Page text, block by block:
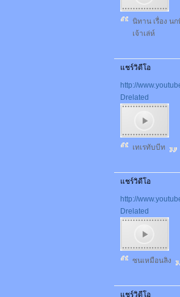
นิทาน เรื่อง น
เจ้าเล่ห์
แชร์วิดีโอ
http://
Drelated
เทเรทับบีท
แชร์วิดีโอ
http://
Drelated
ซนเหมือนลิง
แชร์วิดีโอ